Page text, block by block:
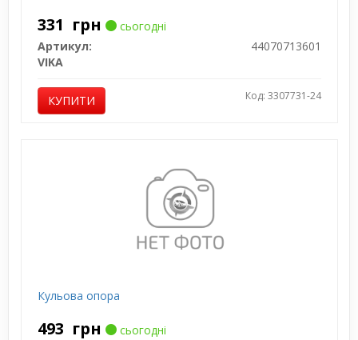
331 грн
сьогодні
Артикул:
44070713601
VIKA
КУПИТИ Код: 3307731-24
Кульова опора
493 грн
сьогодні